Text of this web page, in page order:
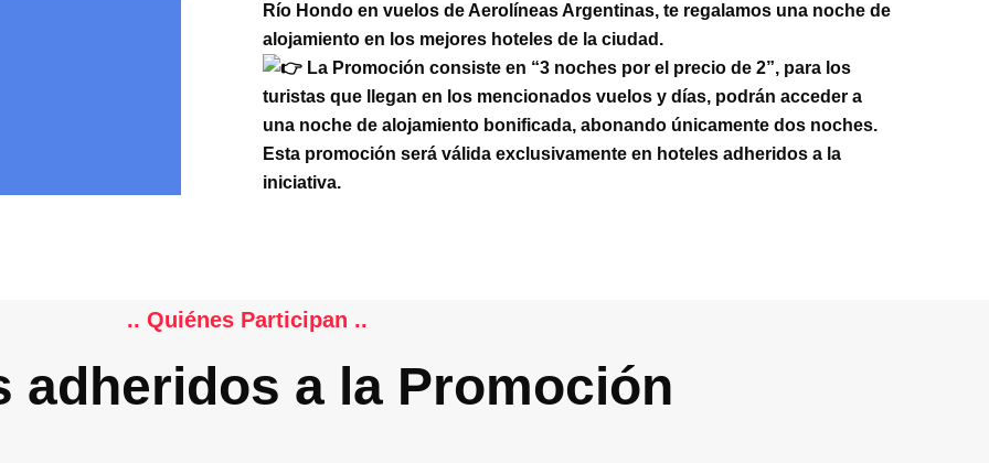
Río Hondo en vuelos de Aerolíneas Argentinas, te regalamos una noche de
alojamiento en los mejores hoteles de la ciudad.
La Promoción consiste en “3 noches por el precio de 2”, para los
turistas que llegan en los mencionados vuelos y días, podrán acceder a
una noche de alojamiento bonificada, abonando únicamente dos noches.
Esta promoción será válida exclusivamente en hoteles adheridos a la
iniciativa.
.. Quiénes Participan ..
adheridos a la Promoción